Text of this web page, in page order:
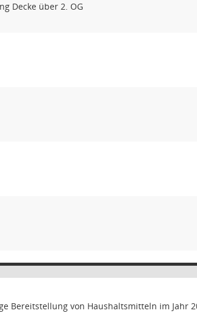
Decke über 2. OG
Bereitstellung von Haushaltsmitteln im Jahr